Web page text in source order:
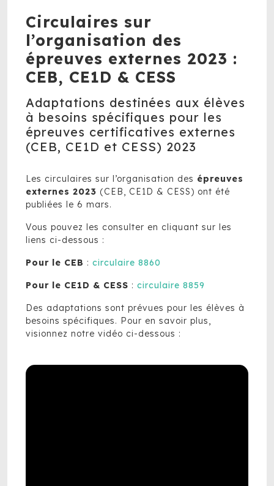
Circulaires sur
l’organisation des
épreuves externes 2023 :
CEB, CE1D & CESS
Adaptations destinées aux élèves
à besoins spécifiques pour les
épreuves certificatives externes
(CEB, CE1D et CESS) 2023
Les circulaires sur l’organisation des épreuves
externes 2023 (CEB, CE1D & CESS) ont été
publiées le 6 mars.
Vous pouvez les consulter en cliquant sur les
liens ci-dessous :
Pour le CEB : circulaire 8860
Pour le CE1D & CESS : circulaire 8859
Des adaptations sont prévues pour les élèves à
besoins spécifiques. Pour en savoir plus,
visionnez notre vidéo ci-dessous :